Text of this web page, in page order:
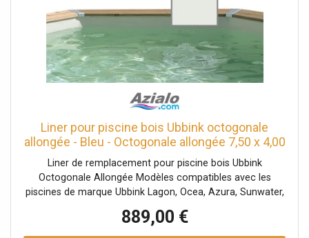
Liner pour piscine bois Ubbink octogonale
allongée - Bleu - Octogonale allongée 7,50 x 4,00
x h1,30m
Liner de remplacement pour piscine bois Ubbink
Octogonale Allongée Modèles compatibles avec les
piscines de marque Ubbink Lagon, Ocea, Azura, Sunwater,
fixation. Pour garantir une installation optimale et une
durabilité maximale, il est fortemen
889,00 €